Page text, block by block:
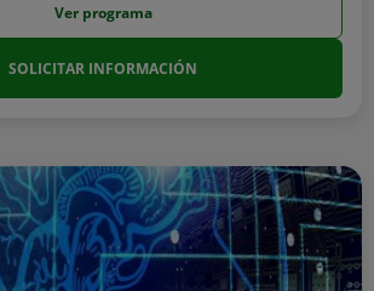
Ver programa
SOLICITAR INFORMACIÓN